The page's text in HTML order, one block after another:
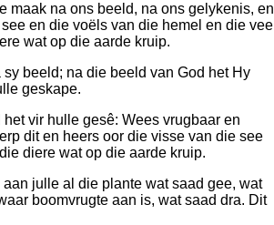
maak na ons beeld, na ons gelykenis, en
en die voëls van die hemel en die vee
wat op die aarde kruip.
beeld; na die beeld van God het Hy
geskape.
vir hulle gesê: Wees vrugbaar en
dit en heers oor die visse van die see
diere wat op die aarde kruip.
julle al die plante wat saad gee, wat
boomvrugte aan is, wat saad dra. Dit